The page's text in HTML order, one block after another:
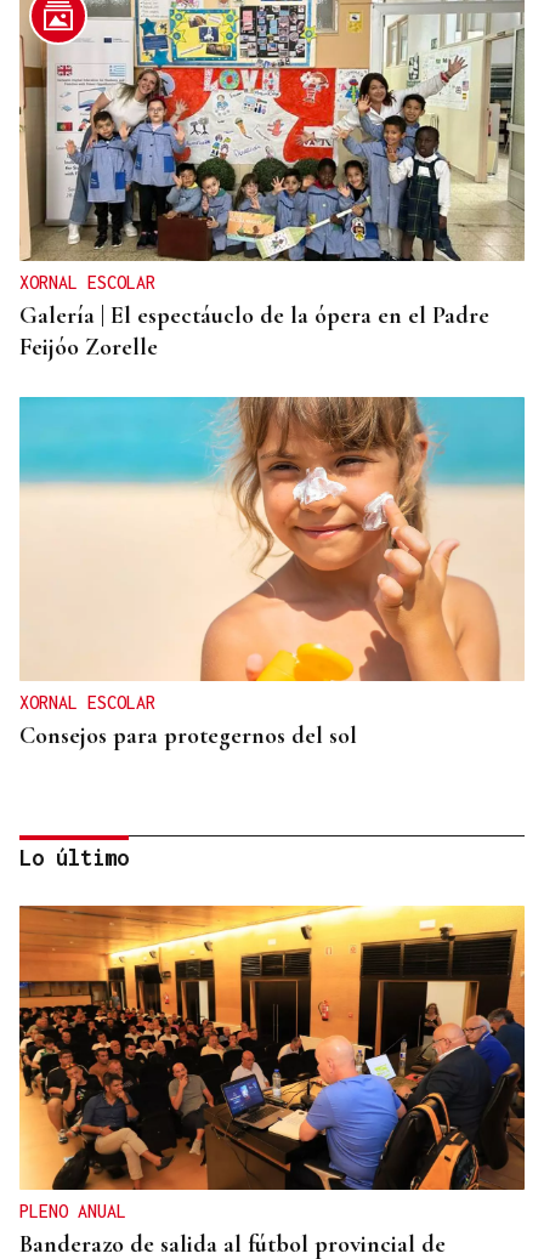
XORNAL ESCOLAR
Galería | El espectáuclo de la ópera en el Padre
Feijóo Zorelle
XORNAL ESCOLAR
Consejos para protegernos del sol
No es un adiós, es un hasta siempre, querida Marila
Lo último
PLENO ANUAL
Banderazo de salida al fútbol provincial de